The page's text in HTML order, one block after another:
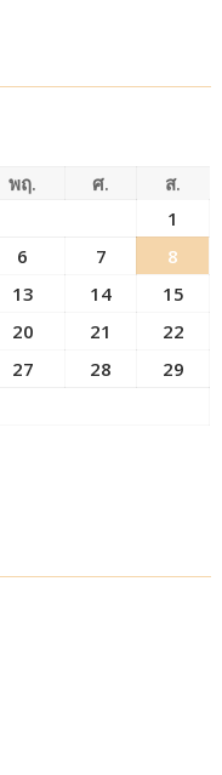
พฤ. ศ.
ส.
1
6 7
8
13 14
15
20 21
22
27 28
29